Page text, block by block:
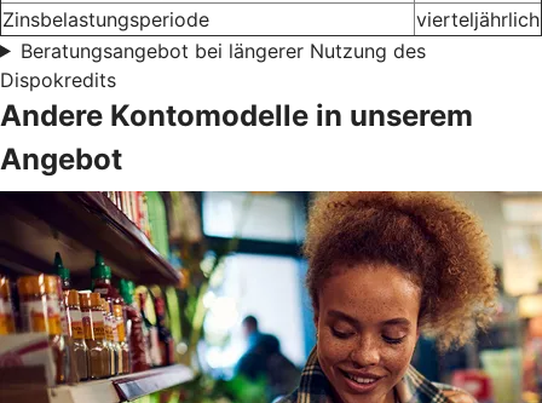
Zinsbelastungsperiode
vierteljährlich
Beratungsangebot bei längerer Nutzung des
Dispokredits
Andere Kontomodelle in unserem
Angebot